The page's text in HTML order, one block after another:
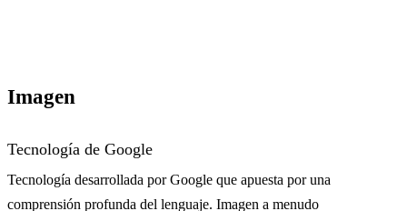
Imagen
Tecnología de Google
Tecnología desarrollada por Google que apuesta por una
comprensión profunda del lenguaje. Imagen a menudo